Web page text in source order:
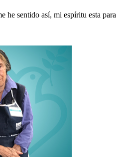
he sentido así, mi espíritu esta para